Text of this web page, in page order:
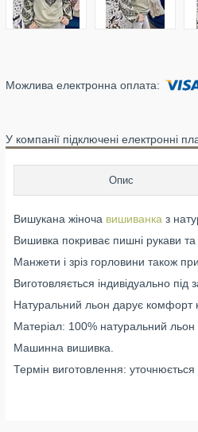
У компанії підключені електронні
Опис
Вишукана жіноча вишиванка з
Вишивка покриває пишні рукави
Манжети і зріз горловини також
Виготовляється індивідуально
Натуральний льон дарує комфорт
Матеріал: 100% натуральний льон
Машинна вишивка.
Термін виготовлення: